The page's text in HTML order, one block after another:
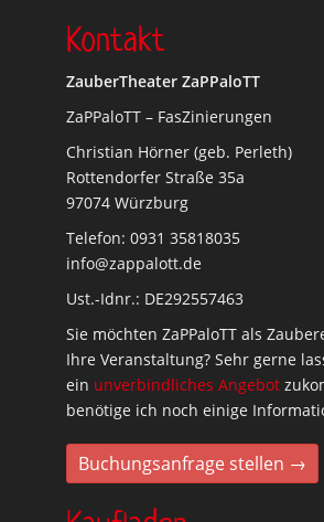
Kontakt
ZauberTheater ZaPPaloTT
ZaPPaloTT – FasZinierungen
Christian Hörner (geb. Perleth)
Rottendorfer Straße 35a
97074 Würzburg
Telefon: 0931 35818035
info@zappalott.de
Ust.-Idnr.: DE292557463
Sie möchten ZaPPaloTT als
Ihre Veranstaltung? Sehr gerne
ein unverbindliches Angebot
benötige ich noch einige
Buchungsanfrage stellen →